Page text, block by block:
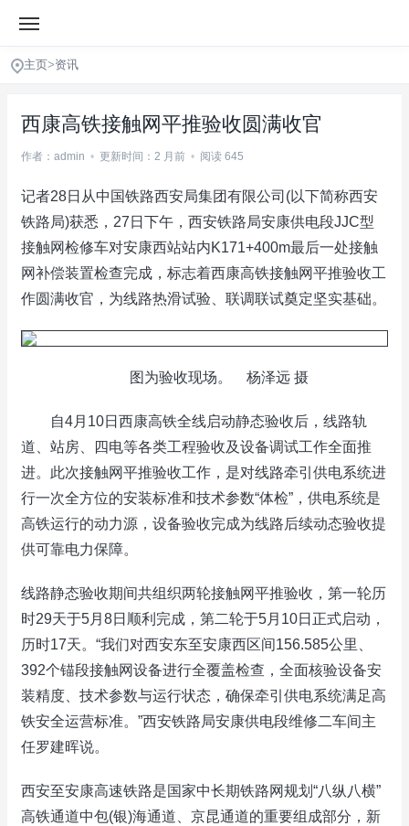
主页>资讯
西康高铁接触网平推验收圆满收官
作者：admin • 更新时间：2 月前 • 阅读 645
记者28日从中国铁路西安局集团有限公司(以下简称西安
铁路局)获悉，27日下午，西安铁路局安康供电段JJC型
接触网检修车对安康西站站内K171+400m最后一处接触
网补偿装置检查完成，标志着西康高铁接触网平推验收工
作圆满收官，为线路热滑试验、联调联试奠定坚实基础。
图为验收现场。 杨泽远 摄
自4月10日西康高铁全线启动静态验收后，线路轨
道、站房、四电等各类工程验收及设备调试工作全面推
进。此次接触网平推验收工作，是对线路牵引供电系统进
行一次全方位的安装标准和技术参数“体检”，供电系统是
高铁运行的动力源，设备验收完成为线路后续动态验收提
供可靠电力保障。
线路静态验收期间共组织两轮接触网平推验收，第一轮历
时29天于5月8日顺利完成，第二轮于5月10日正式启动，
历时17天。“我们对西安东至安康西区间156.585公里、
392个锚段接触网设备进行全覆盖检查，全面核验设备安
装精度、技术参数与运行状态，确保牵引供电系统满足高
铁安全运营标准。”西安铁路局安康供电段维修二车间主
任罗建晖说。
西安至安康高速铁路是国家中长期铁路网规划“八纵八横”
高铁通道中包(银)海通道、京昆通道的重要组成部分，新